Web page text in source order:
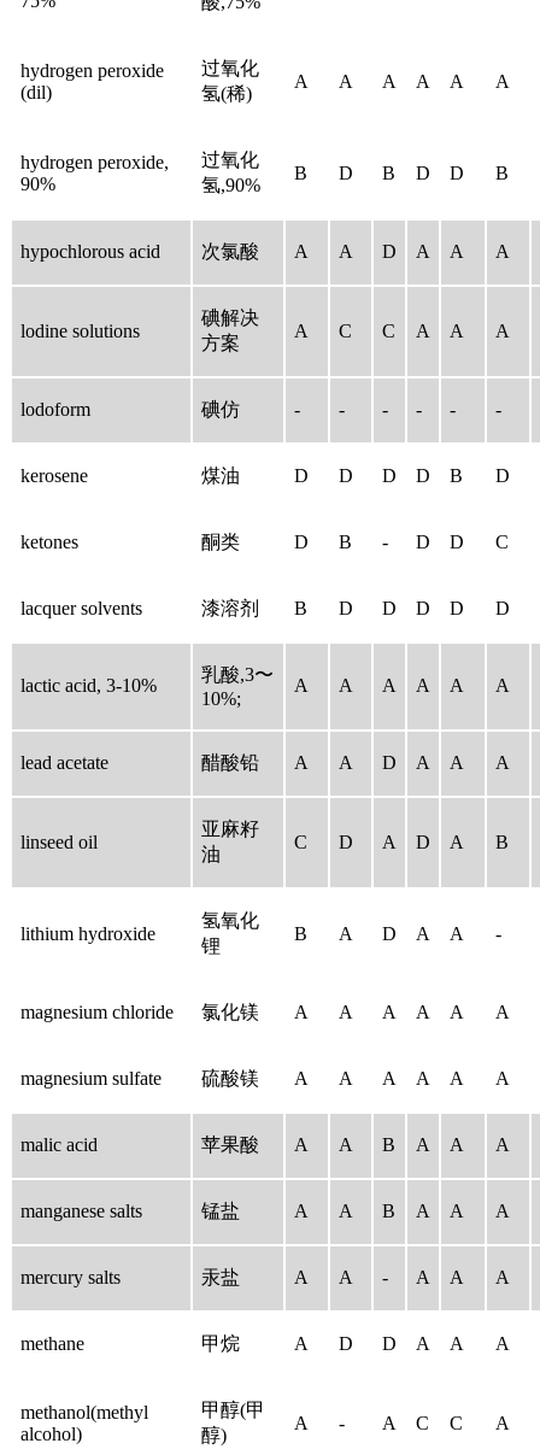
hydrogen peroxide
(dil)
过氧化
氢(稀)
A A A A A A
hydrogen peroxide,
90%
过氧化
氢,90%
B D B D D B
hypochlorous acid 次氯酸 A A D A A A
lodine solutions
碘解决
方案
A C C A A A
lodoform 碘仿 - - - - - -
kerosene 煤油 D D D D B D
ketones 酮类 D B - D D C
lacquer solvents 漆溶剂 B D D D D D
lactic acid, 3-10%
乳酸,3〜
10%;
A A A A A A
lead acetate 醋酸铅 A A D A A A
linseed oil
亚麻籽
油
C D A D A B
lithium hydroxide
氢氧化
锂
B A D A A -
magnesium chloride 氯化镁 A A A A A A
magnesium sulfate 硫酸镁 A A A A A A
malic acid 苹果酸 A A B A A A
manganese salts 锰盐 A A B A A A
mercury salts 汞盐 A A - A A A
methane 甲烷 A D D A A A
methanol(methyl
alcohol)
甲醇(甲
醇)
A - A C C A